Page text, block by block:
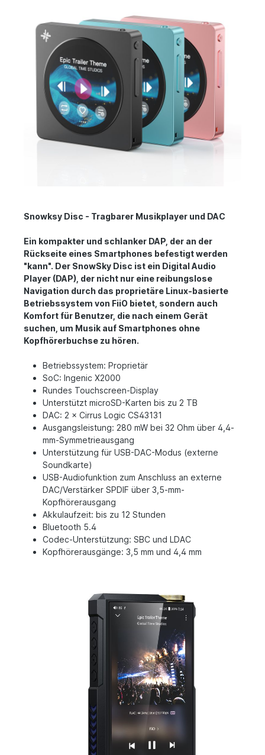
Snowksy Disc - Tragbarer Musikplayer und DAC
Ein kompakter und schlanker DAP, der an der
Rückseite eines Smartphones befestigt werden
"kann". Der SnowSky Disc ist ein Digital Audio
Player (DAP), der nicht nur eine reibungslose
Navigation durch das proprietäre Linux-basierte
Betriebssystem von FiiO bietet, sondern auch
Komfort für Benutzer, die nach einem Gerät
suchen, um Musik auf Smartphones ohne
Kopfhörerbuchse zu hören.
Betriebssystem: Proprietär
SoC: Ingenic X2000
Rundes Touchscreen-Display
Unterstützt microSD-Karten bis zu 2 TB
DAC: 2 × Cirrus Logic CS43131
Ausgangsleistung: 280 mW bei 32 Ohm über 4,4-
mm-Symmetrieausgang
Unterstützung für USB-DAC-Modus (externe
Soundkarte)
USB-Audiofunktion zum Anschluss an externe
DAC/Verstärker SPDIF über 3,5-mm-
Kopfhörerausgang
Akkulaufzeit: bis zu 12 Stunden
Bluetooth 5.4
Codec-Unterstützung: SBC und LDAC
Kopfhörerausgänge: 3,5 mm und 4,4 mm